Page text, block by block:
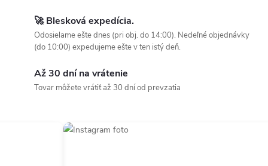
🚀 Blesková expedícia.
Odosielame ešte dnes (pri obj. do 14:00). Nedeľné objednávky
(do 10:00) expedujeme ešte v ten istý deň.
Až 30 dní na vrátenie
Tovar môžete vrátiť až 30 dní od prevzatia